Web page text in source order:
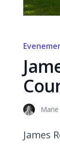
James